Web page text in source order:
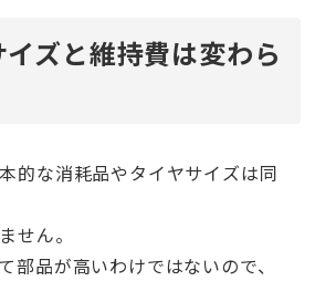
ズと維持費は変わら
的な消耗品やタイヤサイズは同
せん。
部品が高いわけではないので、